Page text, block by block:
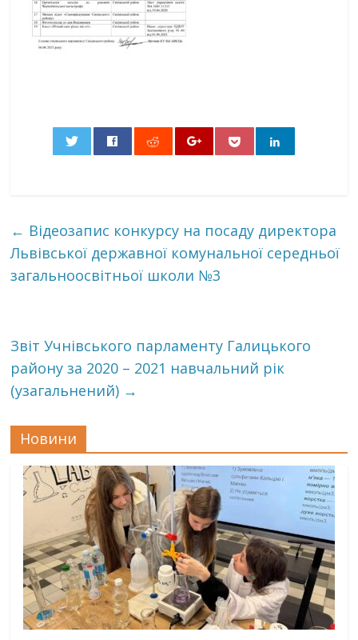
← Відеозапис конкурсу на посаду директора
Львівської державної комунальної середньої
загальноосвітньої школи №3
Звіт Учнівського парламенту Галицького
району за 2020 – 2021 навчальний рік
(узагальнений) →
Новини